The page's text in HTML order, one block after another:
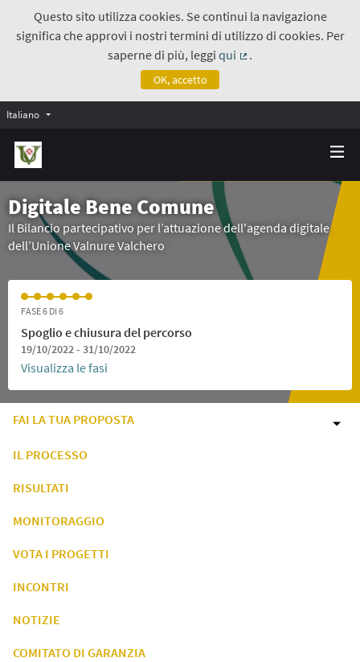
Questo sito utilizza cookies. Se continui la navigazione
significa che approvi i nostri termini di utilizzo di cookies. Per
saperne di più, leggiqui
.
OK, accetto
Italiano
Digitale Bene Comune
Il Bilancio partecipativo per l’attuazione dell'agenda digitale
dell’Unione Valnure Valchero
FASE 6 DI 6
Spoglio e chiusura del percorso
19/10/2022 - 31/10/2022
Visualizza le fasi
FAI LA TUA PROPOSTA
IL PROCESSO
RISULTATI
MONITORAGGIO
VOTA I PROGETTI
INCONTRI
NOTIZIE
COMITATO DI GARANZIA